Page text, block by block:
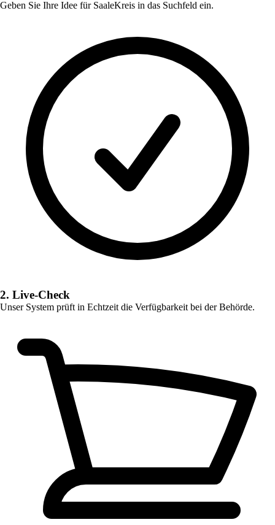
Geben Sie Ihre Idee für SaaleKreis in das Suchfeld ein.
2. Live-Check
Unser System prüft in Echtzeit die Verfügbarkeit bei der Behörde.